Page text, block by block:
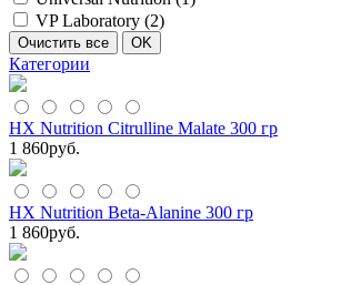
VP Laboratory (2)
Категории
HX Nutrition Citrulline Malate 300 гр
1 860руб.
HX Nutrition Beta-Alanine 300 гр
1 860руб.